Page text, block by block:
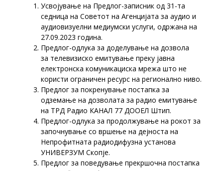
Усвојување на Предлог-записник од 31-та
седница на Советот на Агенцијата за аудио и
аудиовизуелни медиумски услуги, одржана на
27.09.2023 година.
Предлог-одлука за доделување на дозвола
за телевизиско емитување преку јавна
електронска комуникациска мрежа што не
користи ограничен ресурс на регионално ниво.
Предлог за покренување постапка за
одземање на дозволата за радио емитување
на ТРД Радио КАНАЛ 77 ДООЕЛ Штип.
Предлог-одлука за продолжување на рокот за
започнување со вршење на дејноста на
Непрофитната радиодифузна установа
УНИВЕРЗУМ Скопје.
Предлог за поведување прекршочна постапка